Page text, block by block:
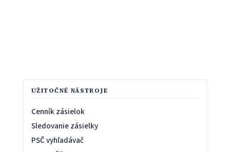
UŽITOČNÉ NÁSTROJE
Cenník zásielok
Sledovanie zásielky
PSČ vyhľadávač